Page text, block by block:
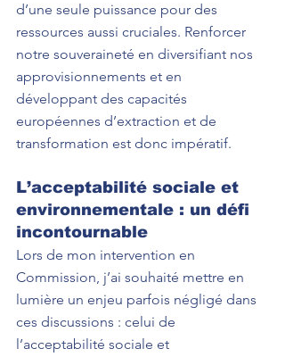
d’une seule puissance pour des
ressources aussi cruciales. Renforcer
notre souveraineté en diversifiant nos
approvisionnements et en
développant des capacités
européennes d’extraction et de
transformation est donc impératif.
L’acceptabilité sociale et
environnementale : un défi
incontournable
Lors de mon intervention en
Commission, j’ai souhaité mettre en
lumière un enjeu parfois négligé dans
ces discussions : celui de
l’acceptabilité sociale et